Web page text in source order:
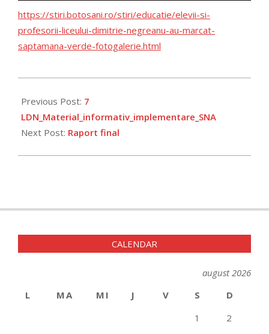
https://stiri.botosani.ro/stiri/educatie/elevii-si-
profesorii-liceului-dimitrie-negreanu-au-marcat-
saptamana-verde-fotogalerie.html
04-
06
Previous Post: 7
LDN_Material_informativ_implementare_SNA
Next Post: Raport final
CALENDAR
august 2026
L
MA MI J V S
D
1
2